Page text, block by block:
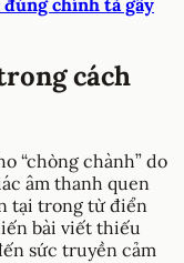
cách
“chòng chành” do
âm thanh quen
tại trong từ điển
bài viết thiếu
sức truyền cảm